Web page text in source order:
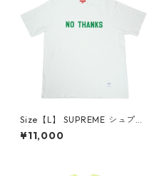
Size【L】 SUPREME シュプリ
ーム 21FW No Thanks S/S To
p White Tシャツ 白 【中古品-
¥11,000